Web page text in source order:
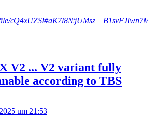
V2 ... V2 variant fully
according to TBS
um 21:53